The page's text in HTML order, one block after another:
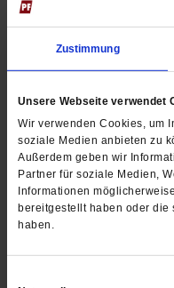
Zustimmung
Unsere Webseite verwendet
Wir verwenden Cookies, um
soziale Medien anbieten zu
Außerdem geben wir
Partner für soziale Medien,
Informationen
bereitgestellt haben oder die
haben.
Eugen Drewermann